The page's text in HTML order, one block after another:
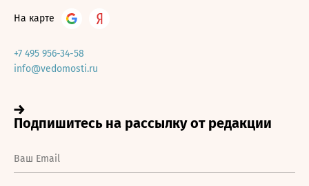
На карте
+7 495 956-34-58
info@vedomosti.ru